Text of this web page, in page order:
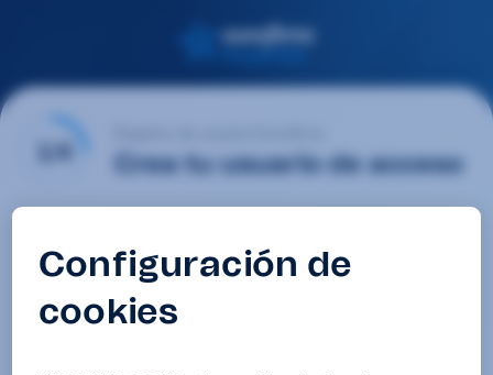
1/4 Crea tu usuario de acceso
Contraseña